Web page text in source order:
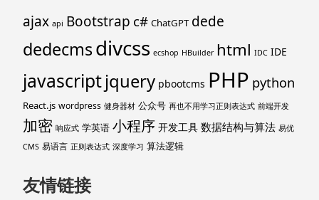
ajax api Bootstrap c# ChatGPT dede
dedecmsdivcss ecshop HBuilder html IDC IDE
javascriptjquery pbootcms PHP python
React.js wordpress 健身器材 公众号 再也不用学习正则表达式 前端开发
加密 响应式 学英语 小程序 开发工具 数据结构与算法 易优
CMS 易语言 正则表达式 深度学习 算法逻辑
友情链接